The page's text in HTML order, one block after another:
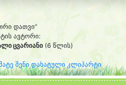
დათვი“
ავტორი:
ცვარიანი (6 წლის)
შენი დახატული კლიპარტი